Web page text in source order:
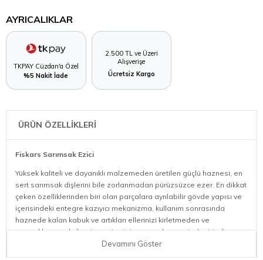
AYRICALIKLAR
TKPAY Cüzdan'a Özel
%5 Nakit İade
2.500 TL ve Üzeri
Alışverişe
Ücretsiz Kargo
ÜRÜN ÖZELLİKLERİ
Fiskars Sarımsak Ezici
Yüksek kaliteli ve dayanıklı malzemeden üretilen güçlü haznesi, en
sert sarımsak dişlerini bile zorlanmadan pürüzsüzce ezer. En dikkat
çeken özelliklerinden biri olan parçalara ayrılabilir gövde yapısı ve
içerisindeki entegre kazıyıcı mekanizma, kullanım sonrasında
haznede kalan kabuk ve artıkları ellerinizi kirletmeden ve
parmaklarınıza koku sinmesine izin vermeden saniyeler içinde
temizlemenize olanak tanır. Sadece 100 gram (0,10 kg) ağırlığı,
avuca mükemmel uyum sağlayan ergonomik formu ve
Devamını Göster